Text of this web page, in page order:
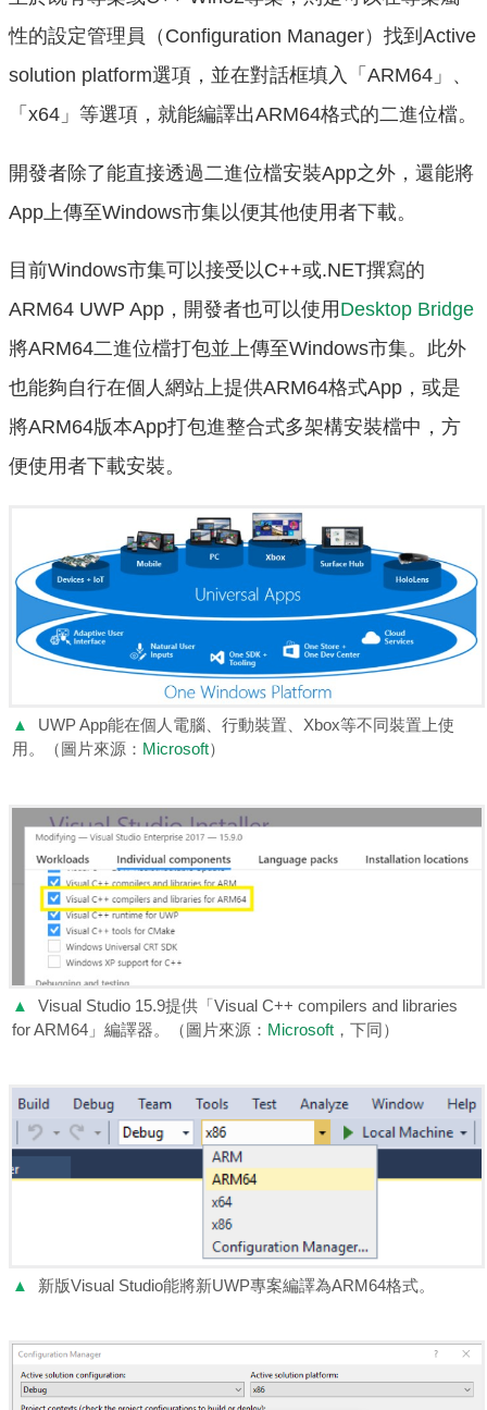
性的設定管理員（Configuration Manager）找到Active
solution platform選項，並在對話框填入「ARM64」、
「x64」等選項，就能編譯出ARM64格式的二進位檔。
開發者除了能直接透過二進位檔安裝App之外，還能將
App上傳至Windows市集以便其他使用者下載。
目前Windows市集可以接受以C++或.NET撰寫的
ARM64 UWP App，開發者也可以使用 Desktop Bridge
將ARM64二進位檔打包並上傳至Windows市集。此外
也能夠自行在個人網站上提供ARM64格式App，或是
將ARM64版本App打包進整合式多架構安裝檔中，方
便使用者下載安裝。
▲
UWP App能在個人電腦、行動裝置、Xbox等不同裝置上使
用。（圖片來源： Microsoft）
▲
Visual Studio 15.9提供「Visual C++ compilers and libraries
for ARM64」編譯器。（圖片來源： Microsoft ，下同）
▲ 新版Visual Studio能將新UWP專案編譯為ARM64格式。